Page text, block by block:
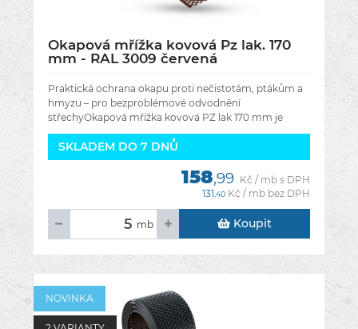
Okapová mřížka kovová Pz lak. 170
mm - RAL 3009 červená
Praktická ochrana okapu proti nečistotám, ptákům a
hmyzu – pro bezproblémové odvodnění
střechyOkapová mřížka kovová PZ lak 170 mm je
nezbytné doplňkové vybavení každého
SKLADEM DO 7 DNŮ
158,99 Kč / mb s DPH
131,40 Kč / mb bez DPH
mb Koupit
NOVINKA